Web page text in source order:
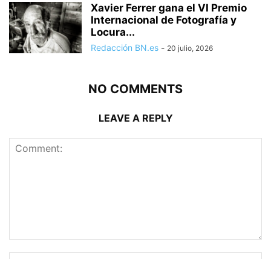
Xavier Ferrer gana el VI Premio
Internacional de Fotografía y
Locura...
Redacción BN.es - 20 julio, 2026
NO COMMENTS
LEAVE A REPLY